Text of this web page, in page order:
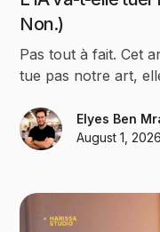
Non.)
Pas tout à fait. Cet
tue pas notre art,
Elyes Ben
August 1, 2026